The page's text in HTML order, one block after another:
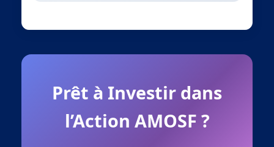
Prêt à Investir dans
l’Action AMOSF ?